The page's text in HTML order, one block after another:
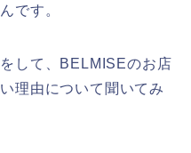
です。
して、BELMISEのお店
理由について聞いてみ